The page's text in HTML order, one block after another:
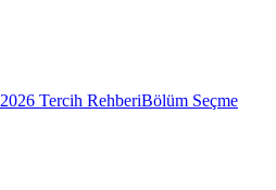
2026 Tercih RehberiBölüm Seçme